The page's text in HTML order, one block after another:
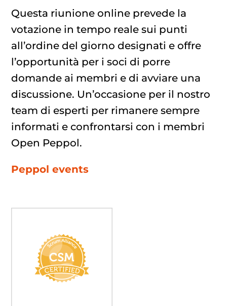
Questa riunione online prevede la
votazione in tempo reale sui punti
all’ordine del giorno designati e offre
l’opportunità per i soci di porre
domande ai membri e di avviare una
discussione. Un’occasione per il nostro
team di esperti per rimanere sempre
informati e confrontarsi con i membri
Open Peppol.
Peppol events